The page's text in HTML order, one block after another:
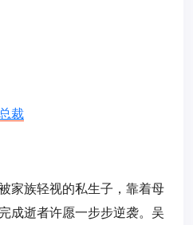
裁
家族轻视的私生子，靠着母
成逝者许愿一步步逆袭。吴